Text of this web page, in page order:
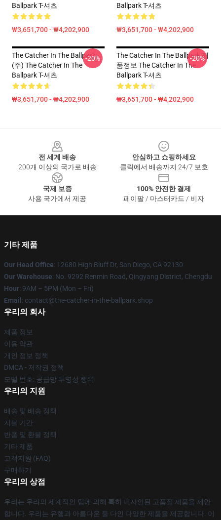
Ballpark T-셔츠
₩3,651,700 - ₩4,202,900
Ballpark T-셔츠
₩3,651,700 - ₩4,202,900
The Catcher In The Ballpark
(주) The Catcher In The
Ballpark T-셔츠
₩3,651,700 - ₩4,202,900
-20%
The Catcher In The Ballpark 제
품정보 The Catcher In The
Ballpark T-셔츠
₩3,651,700 - ₩4,202,900
-20%
전 세계 배송
200개 이상의 국가로 배송
안심하고 쇼핑하세요
클릭에서 배송까지 24/7 보호
국제 보증
사용 국가에서 제공
100% 안전한 결제
페이팔 / 마스터카드 / 비자
기타 제품
Our Head Office: 12680 High Bluff Dr, San Diego, CA 92130
Our Warehouse: No. 9292 Renmin Road, Qingyang District, Chengdu
Hour: 9AM – 5PM (Mon – Fri)
Email : contact@the-catcher-in-the-ballpark.shop
우리의 회사
제품 정보
이용 약관
개인 정보 정책
DMCA - 저작권 정책
모델 번호: 공급망 투명성 행위
우리의 지원
배송 및 배송 정책
지불 기간
반품 및 환불 정책
기타 제품
고객지원 (FAQ)
구매하기
우리의 상점
우리는 우리의 세계적인 팀에 의해 특히 디자인된 고품질 제품을 제안
합니다. 우리는 유행과 아름다운 둘 다인 다양한 제품을 제공합니다. 이